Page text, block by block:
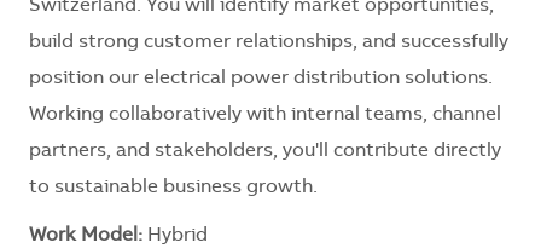
Switzerland. You will identify market opportunities,
build strong customer relationships, and successfully
position our electrical power distribution solutions.
Working collaboratively with internal teams, channel
partners, and stakeholders, you'll contribute directly
to sustainable business growth.
Work Model: Hybrid